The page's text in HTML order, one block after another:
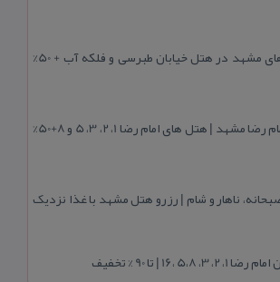
لیست هتل آپارتمان های مشهد در هتل خیابان طبرسی و فلکه آب + 50%
رزرو هتل در خیابان امام رضا مشهد | هتل‌ های امام رضا 1، 2، 3، 5 و 8+50%
ناهار و شام | رزرو هتل مشهد با غذا نزدیک
،16 | تا 90 % تخفیف